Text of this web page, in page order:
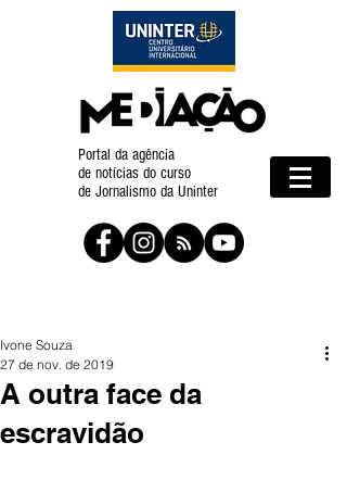
Portal da agência
de notícias do curso
de Jornalismo da Uninter
A outra face da
escravidão
Ivone Souza
27 de nov. de 2019